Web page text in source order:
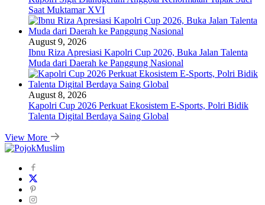
Saat Muktamar XVI
August 9, 2026
Ibnu Riza Apresiasi Kapolri Cup 2026, Buka Jalan Talenta
Muda dari Daerah ke Panggung Nasional
August 8, 2026
Kapolri Cup 2026 Perkuat Ekosistem E-Sports, Polri Bidik
Talenta Digital Berdaya Saing Global
View More